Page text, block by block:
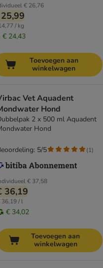
€ 26,76
/ kg
€ 24,43
Toevoegen aan
winkelwagen
Vet Aquadent
Hond
2 x 500 ml Aquadent
Hond
€ 37,58
36,19
36,19 / l
€ 34,02
5/5 (1)
Toevoegen aan
winkelwagen